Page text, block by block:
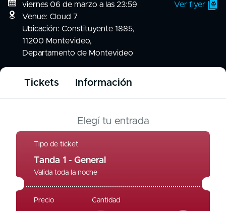
viernes 06 de marzo a las 23:59
Venue: Cloud 7
Ubicación: Constituyente 1885,
11200 Montevideo,
Departamento de Montevideo
Ver flyer
Tickets Información
Elegí tu entrada
Tipo de ticket
Tanda 1 - General
Valida toda la noche
Precio Cantidad